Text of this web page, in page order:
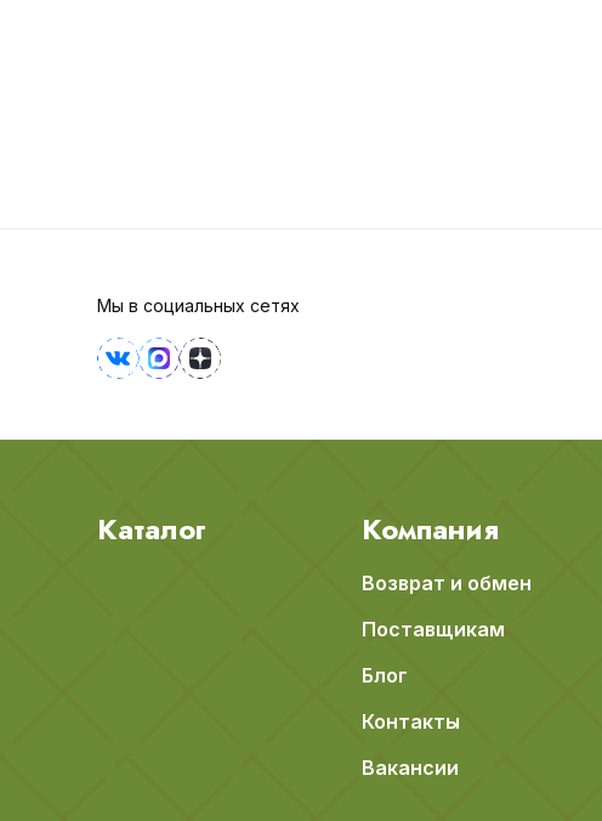
Мы в социальных сетях
Каталог Компания
Возврат и обмен
Поставщикам
Блог
Контакты
Вакансии